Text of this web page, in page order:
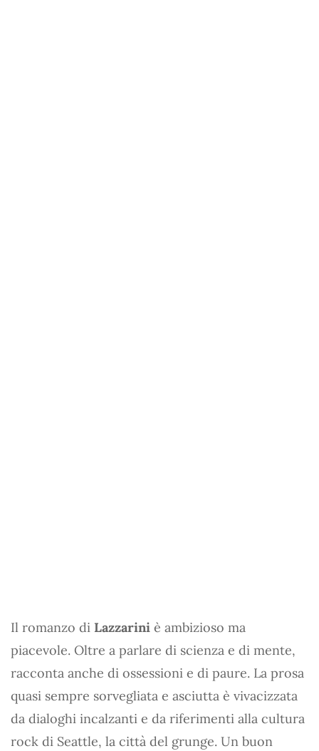
Il romanzo di Lazzarini è ambizioso ma
piacevole. Oltre a parlare di scienza e di mente,
racconta anche di ossessioni e di paure. La prosa
quasi sempre sorvegliata e asciutta è vivacizzata
da dialoghi incalzanti e da riferimenti alla cultura
rock di Seattle, la città del grunge. Un buon